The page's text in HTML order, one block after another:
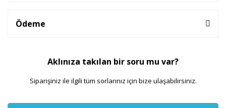
Ödeme
Aklınıza takılan bir soru mu var?
Siparişiniz ile ilgili tüm sorlarınız için bize ulaşabilirsiniz.